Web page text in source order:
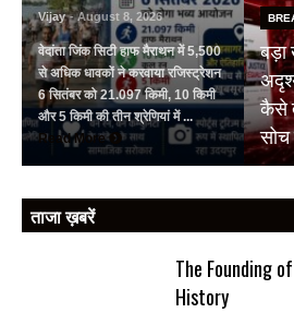
Vijay - August 8, 2026
वेदांता जिंक सिटी हाफ मैराथन में 5,500
से अधिक धावकों ने करवाया रजिस्ट्रेशन
6 सितंबर को 21.097 किमी, 10 किमी
और 5 किमी की तीन श्रेणियां में ...
Read More
बड़ा
कैसे
सोच
ताजा ख़बरें
The Founding
History